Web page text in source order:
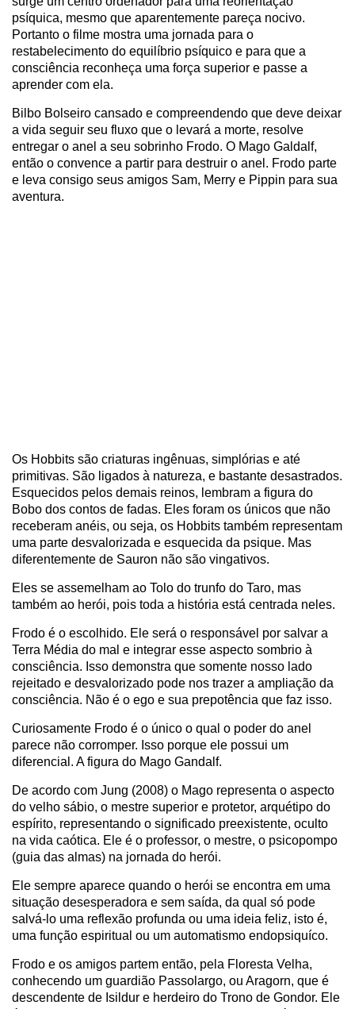
psíquica, mesmo que aparentemente pareça nocivo.
Portanto o filme mostra uma jornada para o
restabelecimento do equilíbrio psíquico e para que a
consciência reconheça uma força superior e passe a
aprender com ela.
Bilbo Bolseiro cansado e compreendendo que deve deixar
a vida seguir seu fluxo que o levará a morte, resolve
entregar o anel a seu sobrinho Frodo. O Mago Galdalf,
então o convence a partir para destruir o anel. Frodo parte
e leva consigo seus amigos Sam, Merry e Pippin para sua
aventura.
Os Hobbits são criaturas ingênuas, simplórias e até
primitivas. São ligados à natureza, e bastante desastrados.
Esquecidos pelos demais reinos, lembram a figura do
Bobo dos contos de fadas. Eles foram os únicos que não
receberam anéis, ou seja, os Hobbits também representam
uma parte desvalorizada e esquecida da psique. Mas
diferentemente de Sauron não são vingativos.
Eles se assemelham ao Tolo do trunfo do Taro, mas
também ao herói, pois toda a história está centrada neles.
Frodo é o escolhido. Ele será o responsável por salvar a
Terra Média do mal e integrar esse aspecto sombrio à
consciência. Isso demonstra que somente nosso lado
rejeitado e desvalorizado pode nos trazer a ampliação da
consciência. Não é o ego e sua prepotência que faz isso.
Curiosamente Frodo é o único o qual o poder do anel
parece não corromper. Isso porque ele possui um
diferencial. A figura do Mago Gandalf.
De acordo com Jung (2008) o Mago representa o aspecto
do velho sábio, o mestre superior e protetor, arquétipo do
espírito, representando o significado preexistente, oculto
na vida caótica. Ele é o professor, o mestre, o psicopompo
(guia das almas) na jornada do herói.
Ele sempre aparece quando o herói se encontra em uma
situação desesperadora e sem saída, da qual só pode
salvá-lo uma reflexão profunda ou uma ideia feliz, isto é,
uma função espiritual ou um automatismo endopsiquíco.
Frodo e os amigos partem então, pela Floresta Velha,
conhecendo um guardião Passolargo, ou Aragorn, que é
descendente de Isildur e herdeiro do Trono de Gondor. Ele